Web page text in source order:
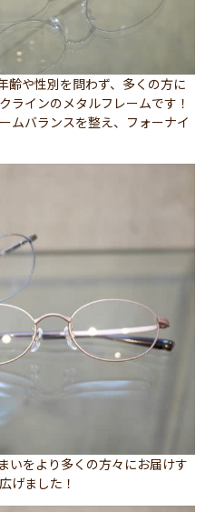
や性別を問わず、多くの方に
ラインのメタルフレームです！
ムバランスを整え、フォーナイ
いをより多くの方々にお届けす
げました！